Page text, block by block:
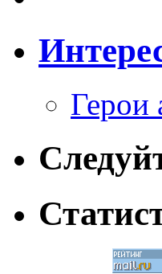
Герои